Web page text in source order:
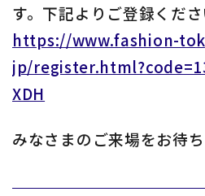
す。下記よりご登録くださ
https://www.fashion-
jp/
XDH
みなさまのご来場をお待ち